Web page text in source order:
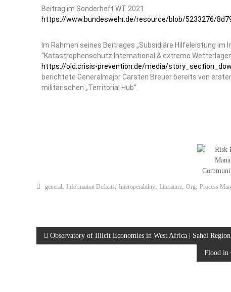
Beitrag im Sonderheft WT 2021
https://www.bundeswehr.de/resource/blob/5233276/
Im Rahmen seines Beitrages „Subsidiäre Hilfeleistung im
“Katastrophenschutz International & extreme
https://old.crisis-prevention.de/media/
berichtete Generalmajor Carsten Breuer bereits von
militärischen „Territorial Hub“.
general, Information Deficits, Interoperability, Literature, Org, Process
Observatory of Illicit Economies in West Africa | Sahel
Flood in